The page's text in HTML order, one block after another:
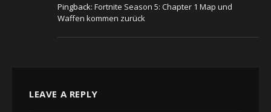
Pingback: Fortnite Season 5: Chapter 1 Map und
Waffen kommen zurück
LEAVE A REPLY